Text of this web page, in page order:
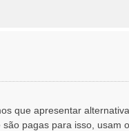
que apresentar
pagas para isso, usam